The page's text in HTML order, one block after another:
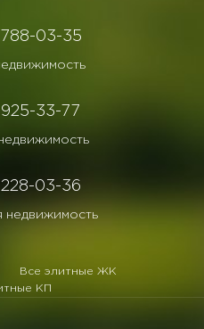
03-35
33-77
03-36
недвижимость
Все элитные ЖК
КП